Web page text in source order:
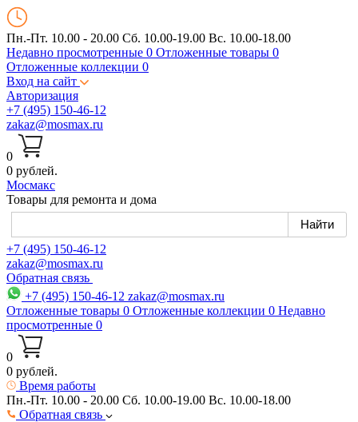
Пн.-Пт. 10.00 - 20.00 Сб. 10.00-19.00 Вс. 10.00-18.00
Недавно просмотренные 0 Отложенные товары 0
Отложенные коллекции 0
Вход на сайт
Авторизация
+7 (495) 150-46-12
zakaz@mosmax.ru
0
0 рублей.
Мосмакс
Товары для ремонта и дома
+7 (495) 150-46-12
zakaz@mosmax.ru
Обратная связь
+7 (495) 150-46-12 zakaz@mosmax.ru
Отложенные товары 0 Отложенные коллекции 0 Недавно
просмотренные 0
0
0 рублей.
Время работы
Пн.-Пт. 10.00 - 20.00 Сб. 10.00-19.00 Вс. 10.00-18.00
Обратная связь